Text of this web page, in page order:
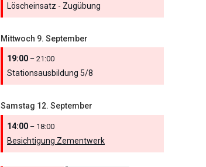
Löscheinsatz - Zugübung
Mittwoch 9. September
19:00 – 21:00
Stationsausbildung 5/8
Samstag 12. September
14:00 – 18:00
Besichtigung Zementwerk